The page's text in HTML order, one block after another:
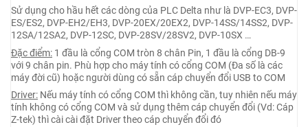
Sử dụng cho hầu hết các dòng của PLC Delta như là DVP-EC3, DVP-
ES/ES2, DVP-EH2/EH3, DVP-20EX/20EX2, DVP-14SS/14SS2, DVP-
12SA/12SA2, DVP-12SC, DVP-28SV/28SV2, DVP-10SX …
Đặc điểm: 1 đầu là cổng COM tròn 8 chân Pin, 1 đầu là cổng DB-9
với 9 chân pin. Phù hợp cho máy tính có cổng COM (Đa số là các
máy đời cũ) hoặc người dùng có sẵn cáp chuyển đổi USB to COM
Driver: Nếu máy tính có cổng COM thì không cần, tuy nhiên nếu máy
tính không có cổng COM và sử dụng thêm cáp chuyển đổi (Vd: Cáp
Z-tek) thì cài cài đặt Driver theo cáp chuyển đổi đó